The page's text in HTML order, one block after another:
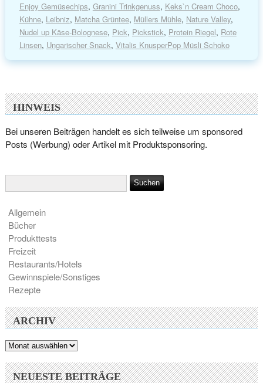
Enjoy Gemüsechips, Granini Trinkgenuss, Keks`n Cream Choco,
Kühne, Leibniz, Matcha Grüntee, Müllers Mühle, Nature Valley,
Nudel up Käse-Bolognese, Pick, Pickstick, Protein Riegel, Rote
Linsen, Ungarischer Snack, Vitalis KnusperPop Müsli Schoko
HINWEIS
Bei unseren Beiträgen handelt es sich teilweise um sponsored
Posts (Werbung) oder Artikel mit Produktsponsoring.
Allgemein
Bücher
Produkttests
Freizeit
Restaurants/Hotels
Gewinnspiele/Sonstiges
Rezepte
ARCHIV
Archiv
NEUESTE BEITRÄGE